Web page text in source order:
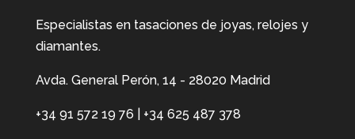
Especialistas en tasaciones de joyas, relojes y
diamantes.
Avda. General Perón, 14 - 28020 Madrid
+34 91 572 19 76 +34 625 487 378